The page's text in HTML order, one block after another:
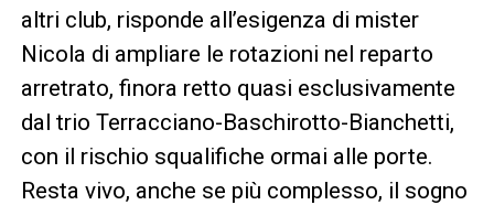
altri club, risponde all’esigenza di mister
Nicola di ampliare le rotazioni nel reparto
arretrato, finora retto quasi esclusivamente
dal trio Terracciano-Baschirotto-Bianchetti,
con il rischio squalifiche ormai alle porte.
Resta vivo, anche se più complesso, il sogno